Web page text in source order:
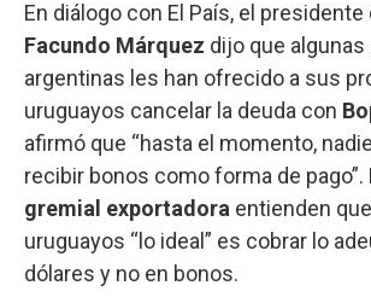
En diálogo con El País, el presidente
Facundo Márquez dijo que
argentinas les han ofrecido a sus
uruguayos cancelar la deuda con
afirmó que “hasta el momento,
recibir bonos como forma de pago”.
gremial exportadora entienden
uruguayos “lo ideal” es cobrar lo
dólares y no en bonos.